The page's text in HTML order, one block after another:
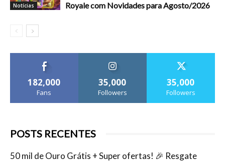
Notícias
Royale com Novidades para Agosto/2026
182,000
Fans
35,000
Followers
35,000
Followers
POSTS RECENTES
50 mil de Ouro Grátis + Super ofertas! 🎉 Resgate